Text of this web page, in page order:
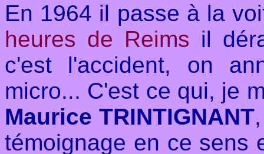
En 1964 il passe à la
heures de Reims il
c'est l'accident, on
micro... C'est ce qui, je
Maurice TRINTIGNANT
témoignage en ce sens